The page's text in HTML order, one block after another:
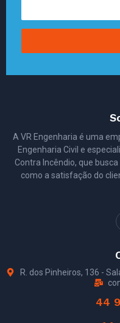
A VR Engenharia é uma
Engenharia Civil e
Contra Incêndio, que
como a satisfação do
R. dos Pinheiros, 136 -
44